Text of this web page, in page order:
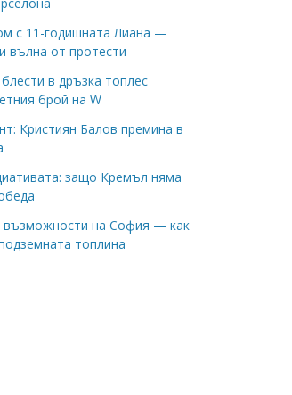
с 11-годишната Лиана —
вълна от протести
в дръзка топлес
брой на W
Кристиян Балов премина в
защо Кремъл няма
възможности на София — как
топлина